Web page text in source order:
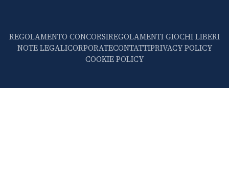
REGOLAMENTO CONCORSIREGOLAMENTI GIOCHI LIBERI
NOTE LEGALICORPORATECONTATTIPRIVACY POLICY
COOKIE POLICY